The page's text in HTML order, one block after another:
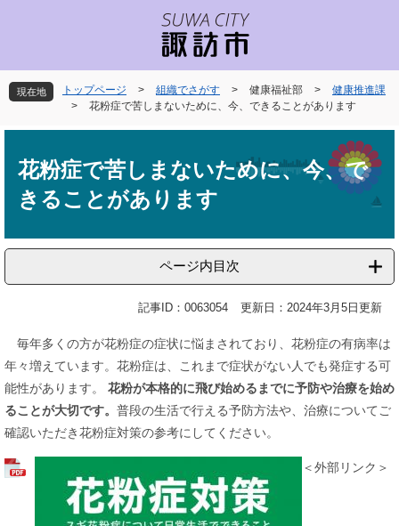
先
頭
を
飛
現在地 トップページ > 組織でさがす > 健康福祉部 >
健康推進課
>
花粉症で苦しまないために、今、できることがあります
花粉症で苦しまないために、今、で
きることがあります
ページ内目次
記事ID：0063054 更新日：2024年3月5日更新
毎年多くの方が花粉症の症状に悩まされており、花粉症の有病率は
年々増えています。花粉症は、これまで症状がない人でも発症する可
能性があります。 花粉が本格的に飛び始めるまでに予防や治療を始め
ることが大切です。 普段の生活で行える予防方法や、治療についてご
確認いただき花粉症対策の参考にしてください。​
＜外部リンク＞